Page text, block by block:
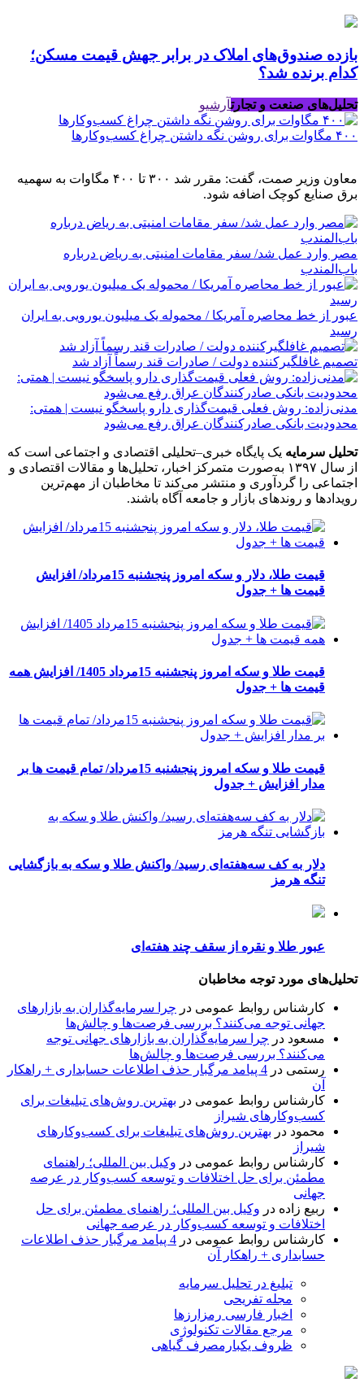
بازده صندوق‌های املاک در برابر جهش قیمت مسکن؛
کدام برنده شد؟
تحلیل‌های صنعت و تجارتآرشیو
۴۰۰ مگاوات برای روشن نگه داشتن چراغ کسب‌وکار‌ها
معاون وزیر صمت، گفت: مقرر شد ۳۰۰ تا ۴۰۰ مگاوات به سهمیه
برق صنایع کوچک اضافه شود.
مصر وارد عمل شد/ سفر مقامات امنیتی به ریاض درباره
باب‌المندب
عبور از خط محاصره آمریکا / محموله یک میلیون یورویی به ایران
رسید
تصمیم غافلگیرکننده دولت / صادرات قند رسماً آزاد شد
مدنی‌زاده: روش فعلی قیمت‌گذاری دارو پاسخگو نیست | همتی:
محدودیت بانکی صادرکنندگان عراق رفع می‌شود
تحلیل سرمایه یک پایگاه خبری–تحلیلی اقتصادی و اجتماعی است که
از سال ۱۳۹۷ به‌صورت متمرکز اخبار، تحلیل‌ها و مقالات اقتصادی و
اجتماعی را گردآوری و منتشر می‌کند تا مخاطبان از مهم‌ترین
رویدادها و روندهای بازار و جامعه آگاه باشند.
قیمت طلا، دلار و سکه امروز پنجشنبه 15مرداد/ افزایش
قیمت ها + جدول
قیمت طلا و سکه امروز پنجشنبه 15مرداد 1405/ افزایش همه
قیمت ها + جدول
قیمت طلا و سکه امروز پنجشنبه 15مرداد/ تمام قیمت ها بر
مدار افزایش + جدول
دلار به کف سه‌هفته‌ای رسید/ واکنش طلا و سکه به بازگشایی
تنگه هرمز
عبور طلا و نقره از سقف چند هفته‌ای
تحلیل‌های مورد توجه مخاطبان
کارشناس روابط عمومی در چرا سرمایه‌گذاران به بازارهای
جهانی توجه می‌کنند؟ بررسی فرصت‌ها و چالش‌ها
مسعود در چرا سرمایه‌گذاران به بازارهای جهانی توجه
می‌کنند؟ بررسی فرصت‌ها و چالش‌ها
رستمی در
4 پیامد مرگبار حذف اطلاعات حسابداری + راهکار
آن
کارشناس روابط عمومی در بهترین روش‌های تبلیغات برای
کسب‌وکارهای شیراز
محمود در بهترین روش‌های تبلیغات برای کسب‌وکارهای
شیراز
کارشناس روابط عمومی در وکیل بین المللی؛ راهنمای
مطمئن برای حل اختلافات و توسعه کسب‌وکار در عرصه
جهانی
ربیع زاده در وکیل بین المللی؛ راهنمای مطمئن برای حل
اختلافات و توسعه کسب‌وکار در عرصه جهانی
کارشناس روابط عمومی در
4 پیامد مرگبار حذف اطلاعات
حسابداری + راهکار آن
تبلیغ در تحلیل سرمایه
مجله تفریحی
اخبار فارسی رمزارزها
مرجع مقالات تکنولوژی
ظروف یکبارمصرف گیاهی